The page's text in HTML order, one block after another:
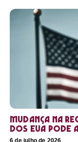
Mudança na
dos EUA
6 de julho de 2026